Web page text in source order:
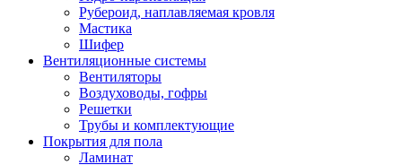
Рубероид, наплавляемая кровля
Мастика
Шифер
Вентиляционные системы
Вентиляторы
Воздуховоды, гофры
Решетки
Трубы и комплектующие
Покрытия для пола
Ламинат